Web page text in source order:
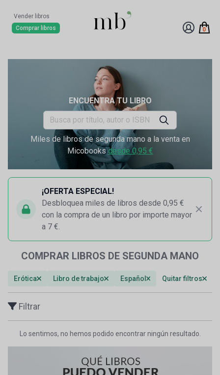
Vender libros
Comprar libros
0
ENCUENTRA TU LIBRO
Miles de libros de segunda mano a la venta en
Micobooksdesde 0,95 €
¡OFERTA ESPECIAL!
Desbloquea miles de libros desde 0,95 €
con la compra de un libro por importe mayor
a 7 €.
COMPRAR LIBROS DE SEGUNDA MANO
Erótica Libro de trabajo Español Quitar filtros
Filtrar
Lo sentimos, no hemos podido encontrar ningún resultado.